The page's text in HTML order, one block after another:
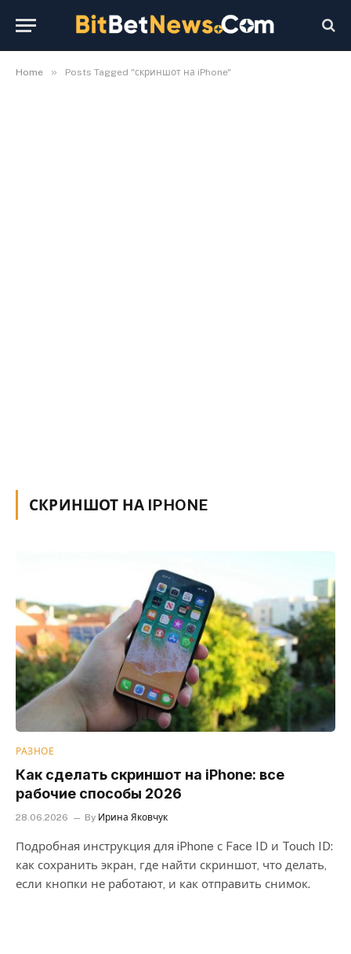
Home » Posts Tagged "скриншот на iPhone"
СКРИНШОТ НА IPHONE
РАЗНОЕ
Как сделать скриншот на iPhone: все
рабочие способы 2026
28.06.2026 By Ирина Яковчук
Подробная инструкция для iPhone с Face ID и Touch ID:
как сохранить экран, где найти скриншот, что делать,
если кнопки не работают, и как отправить снимок.